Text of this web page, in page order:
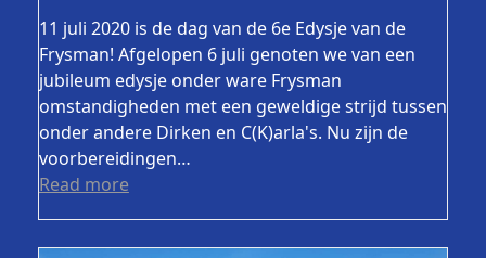
11 juli 2020 is de dag van de 6e Edysje van de
Frysman! Afgelopen 6 juli genoten we van een
jubileum edysje onder ware Frysman
omstandigheden met een geweldige strijd tussen
onder andere Dirken en C(K)arla's. Nu zijn de
voorbereidingen…
Read more